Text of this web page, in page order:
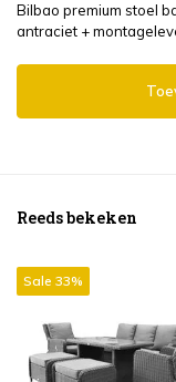
Bilbao premium stoel
antraciet +
Reeds bekeken
Sale 33%